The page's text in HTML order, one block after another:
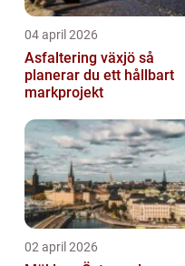
04 april 2026
Asfaltering växjö så
planerar du ett hållbart
markprojekt
02 april 2026